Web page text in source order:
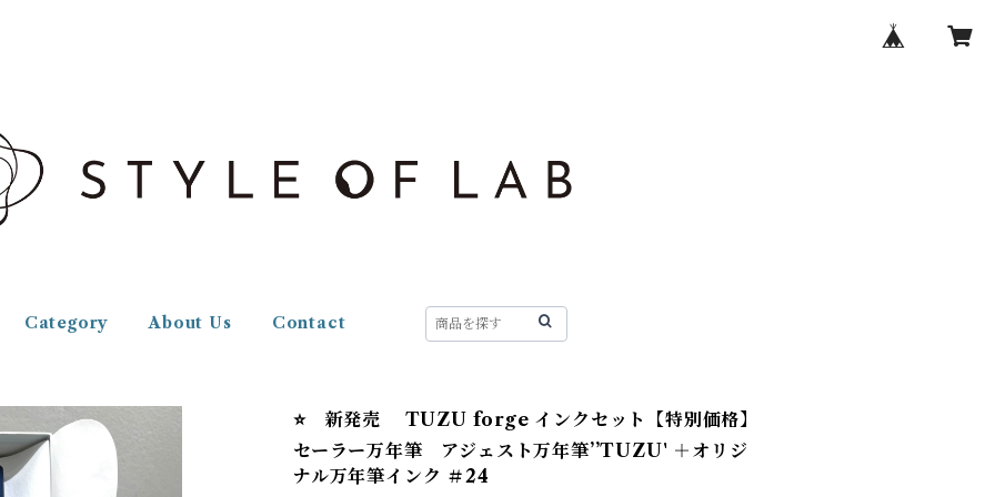
Category About Us Contact
⭐️ 新発売 TUZU forge インクセット【特別価格】
セーラー万年筆 アジェスト万年筆’’TUZU' ＋オリジ
ナル万年筆インク ＃24